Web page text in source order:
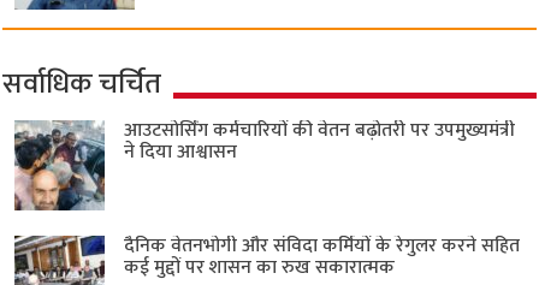
सर्वाधिक चर्चित
आउटसोर्सिंग कर्मचारियों की वेतन बढ़ोतरी पर उपमुख्यमंत्री
ने दिया आश्वासन
दैनिक वेतनभोगी और संविदा कर्मियों के रेगुलर करने सहित
कई मुद्दों पर शासन का रुख सकारात्मक